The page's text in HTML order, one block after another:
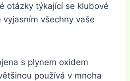
otázky týkající se klubové
všechny vaše
s plynem oxidem
používá v mnoha